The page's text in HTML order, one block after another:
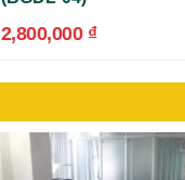
2,800,000 ₫